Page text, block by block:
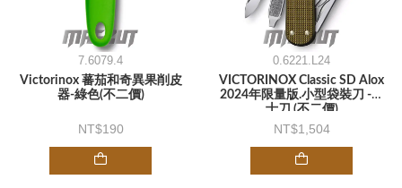
7.6079.4
Victorinox 蕃茄和奇異果削皮
器-綠色(不二價)
190
0.6221.L24
VICTORINOX Classic SD Alox
2024年限量版.小型袋裝刀 -瑞
士刀 (不二價)
1,504